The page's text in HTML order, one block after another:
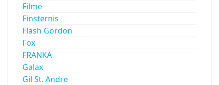
Filme
Finsternis
Flash Gordon
Fox
FRANKA
Galax
Gil St. Andre